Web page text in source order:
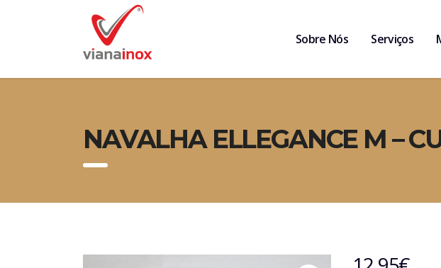
Sobre Nós Serviços
NAVALHA ELLEGANCE M –